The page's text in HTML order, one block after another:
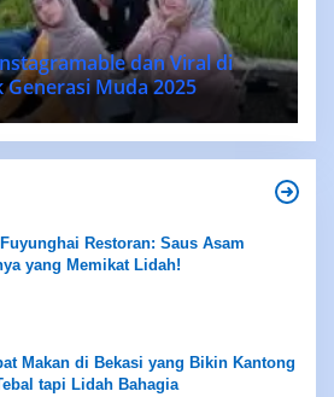
dan Viral di
Muda 2025
Restoran: Saus Asam
yang Memikat Lidah!
Makan di Bekasi yang Bikin Kantong
tapi Lidah Bahagia